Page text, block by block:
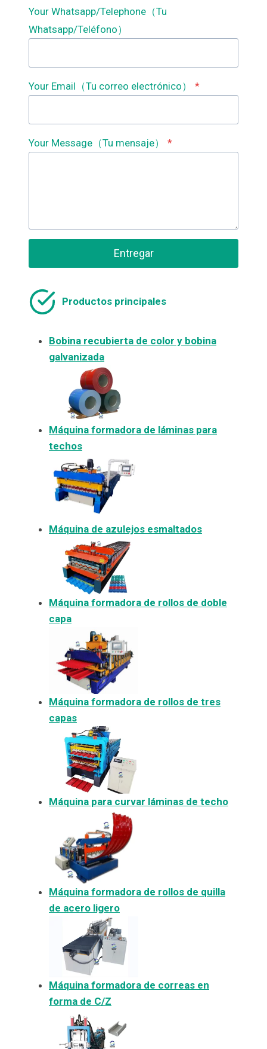
Your Whatsapp/Telephone（Tu
Whatsapp/Teléfono）
Your Email（Tu correo electrónico） *
Your Message（Tu mensaje） *
Entregar
Productos principales
Bobina recubierta de color y bobina
galvanizada
Máquina formadora de láminas para
techos
Máquina de azulejos esmaltados
Máquina formadora de rollos de doble
capa
Máquina formadora de rollos de tres
capas
Máquina para curvar láminas de techo
Máquina formadora de rollos de quilla
de acero ligero
Máquina formadora de correas en
forma de C/Z